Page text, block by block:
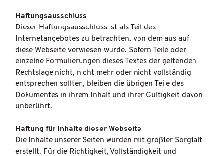
Haftungsausschluss
Dieser Haftungsausschluss ist als Teil des
Internetangebotes zu betrachten, von dem aus auf
diese Webseite verwiesen wurde. Sofern Teile oder
einzelne Formulierungen dieses Textes der geltenden
Rechtslage nicht, nicht mehr oder nicht vollständig
entsprechen sollten, bleiben die übrigen Teile des
Dokumentes in ihrem Inhalt und ihrer Gültigkeit davon
unberührt.
Haftung für Inhalte dieser Webseite
Die Inhalte unserer Seiten wurden mit größter Sorgfalt
erstellt. Für die Richtigkeit, Vollständigkeit und